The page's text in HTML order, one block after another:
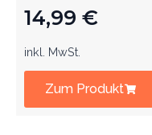
14,99 €
inkl. MwSt.
Zum Produkt